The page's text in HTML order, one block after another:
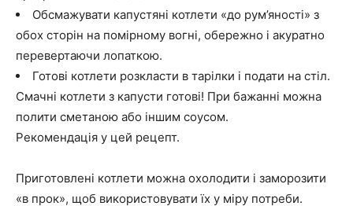
Обсмажувати капустяні котлети «до рум’яності» з
обох сторін на помірному вогні, обережно і акуратно
перевертаючи лопаткою.
Готові котлети розкласти в тарілки і подати на стіл.
Смачні котлети з капусти готові! При бажанні можна
полити сметаною або іншим соусом.
Рекомендація у цей рецепт.
Приготовлені котлети можна охолодити і заморозити
«в прок», щоб використовувати їх у міру потреби.